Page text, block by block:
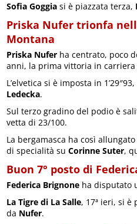
Sofia Goggia si è piazzata terza,
Priska Nufer trionfa
Montana
Priska Nufer ha centrato, poco
anni, la prima vittoria in
L’elvetica si è imposta in
Ledecka.
Sul terzo gradino del podio è
vetta di 23/100.
La bergamasca ha così
di specialità suCorinne Suter,
Buon 7° posto di
Federica Brignone ha disputato
La Tigre di La Salle, 17ª ieri, si è
da Nufer.